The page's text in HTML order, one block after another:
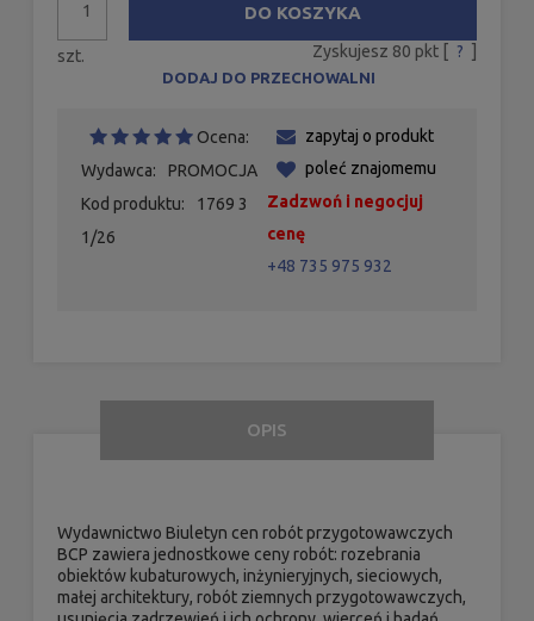
szt.
DO KOSZYKA
Zyskujesz 80 pkt [ ? ]
DODAJ DO PRZECHOWALNI
Ocena:
Wydawca:
PROMOCJA
Kod produktu:
1769 3
1/26
zapytaj o produkt
poleć znajomemu
Zadzwoń i negocjuj
cenę
+48 735 975 932
OPIS
Wydawnictwo Biuletyn cen robót przygotowawczych
BCP zawiera jednostkowe ceny robót: rozebrania
obiektów kubaturowych, inżynieryjnych, sieciowych,
małej architektury, robót ziemnych przygotowawczych,